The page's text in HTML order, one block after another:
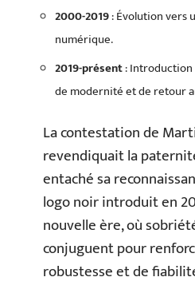
2000-2019: Évolution vers
numérique.
2019-présent: Introduction
de modernité et de retour
La contestation de
revendiquait la
entaché sa
logo noir introduit en
nouvelle ère, où
conjuguent pour
robustesse et de